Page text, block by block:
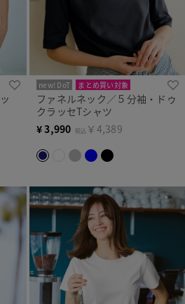
new! DoT まとめ買い対象
ファネルネック／５分袖・ドゥ
クラッセTシャツ
¥3,990 税込 ￥4,389